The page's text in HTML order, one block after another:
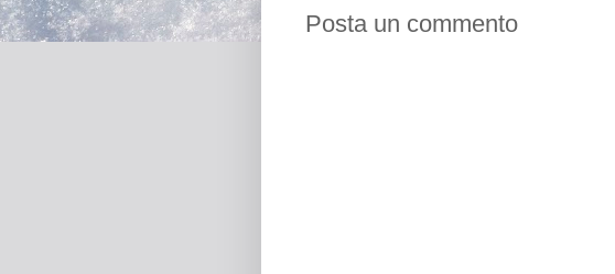
Posta un commento